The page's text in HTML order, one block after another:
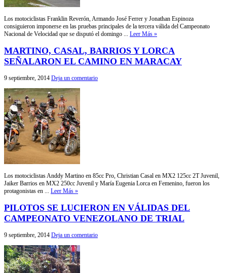
Los motociclistas Franklin Reverón, Armando José Ferrer y Jonathan Espinoza
consiguieron imponerse en las pruebas principales de la tercera válida del Campeonato
Nacional de Velocidad que se disputó el domingo ... Leer Más »
MARTINO, CASAL, BARRIOS Y LORCA
SEÑALARON EL CAMINO EN MARACAY
9 septiembre, 2014 Deja un comentario
Los motociclistas Anddy Martino en 85cc Pro, Christian Casal en MX2 125cc 2T Juvenil,
Jaiker Barrios en MX2 250cc Juvenil y María Eugenia Lorca en Femenino, fueron los
protagonistas en ... Leer Más »
PILOTOS SE LUCIERON EN VÁLIDAS DEL
CAMPEONATO VENEZOLANO DE TRIAL
9 septiembre, 2014 Deja un comentario